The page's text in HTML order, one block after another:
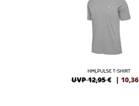
HMLPULSE T-SHIRT
UVP 12,95 € | 10,36